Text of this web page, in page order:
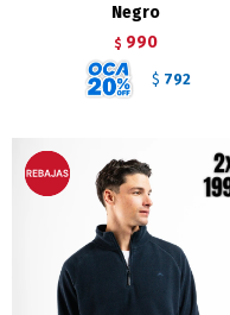
Negro
$ 990
$ 792